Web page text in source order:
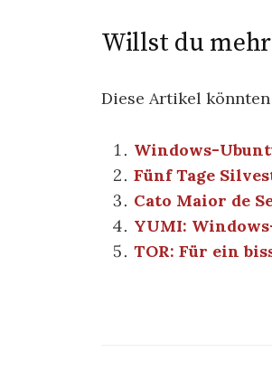
Willst du mehr
Diese Artikel
Windows-
Fünf Tage
Cato Maior de
YUMI:
TOR: Für ein